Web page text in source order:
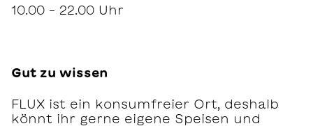
10.00 – 22.00 Uhr
Gut zu wissen
FLUX ist ein konsumfreier Ort, deshalb
könnt ihr gerne eigene Speisen und